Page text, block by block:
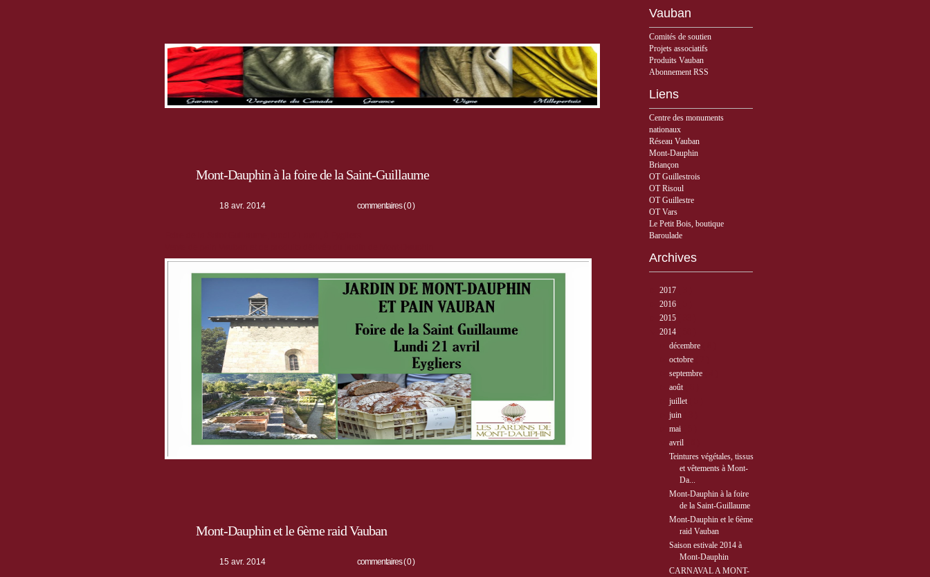
Mont-Dauphin à la foire de la Saint-Guillaume
18 avr. 2014 commentaires ( 0 )
Mont-Dauphin et le 6ème raid Vauban
15 avr. 2014 commentaires ( 0 )
Vauban
Comités de soutien
Projets associatifs
Produits Vauban
Abonnement RSS
Liens
Centre des monuments
nationaux
Réseau Vauban
Mont-Dauphin
Briançon
OT Guillestrois
OT Risoul
OT Guillestre
OT Vars
Le Petit Bois, boutique
Baroulade
Archives
2017
2016
2015
2014
décembre
octobre
septembre
août
juillet
juin
mai
avril
Teintures végétales, tissus
et vêtements à Mont-
Da...
Mont-Dauphin à la foire
de la Saint-Guillaume
Mont-Dauphin et le 6ème
raid Vauban
Saison estivale 2014 à
Mont-Dauphin
CARNAVAL A MONT-